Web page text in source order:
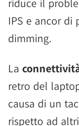
riduce il
IPS e ancor
dimming.
La
retro del
causa di un
rispetto ad